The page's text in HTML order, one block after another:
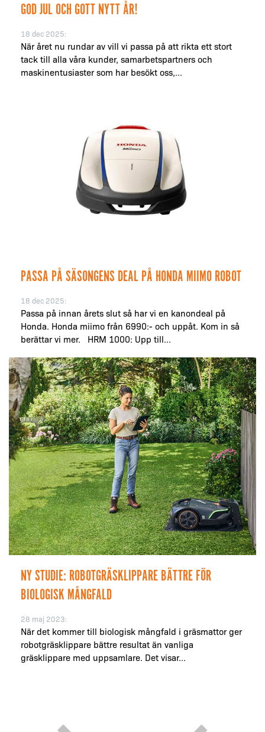
GOD JUL OCH GOTT NYTT ÅR!
18 dec 2025:
När året nu rundar av vill vi passa på att rikta ett stort
tack till alla våra kunder, samarbetspartners och
maskinentusiaster som har besökt oss,...
PASSA PÅ SÄSONGENS DEAL PÅ HONDA MIIMO ROBOT
18 dec 2025:
Passa på innan årets slut så har vi en kanondeal på
Honda. Honda miimo från 6990:- och uppåt. Kom in så
berättar vi mer. HRM 1000: Upp till...
NY STUDIE: ROBOTGRÄSKLIPPARE BÄTTRE FÖR
BIOLOGISK MÅNGFALD
28 maj 2023:
När det kommer till biologisk mångfald i gräsmattor ger
robotgräsklippare bättre resultat än vanliga
gräsklippare med uppsamlare. Det visar...